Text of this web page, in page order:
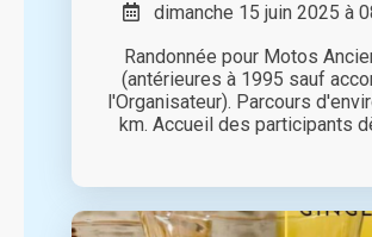
dimanche 15 juin 2025 à
Randonnée pour Motos
(antérieures à 1995 sauf
l'Organisateur). Parcours
km. Accueil des participants